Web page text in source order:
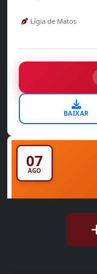
Lígia de Matos
BAIXAR
07
AGO
Ideb mostra